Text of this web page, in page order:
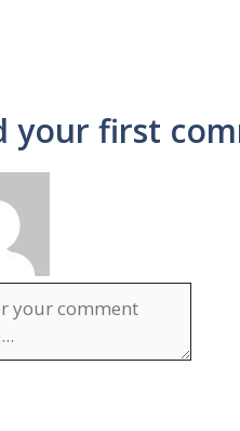
your first